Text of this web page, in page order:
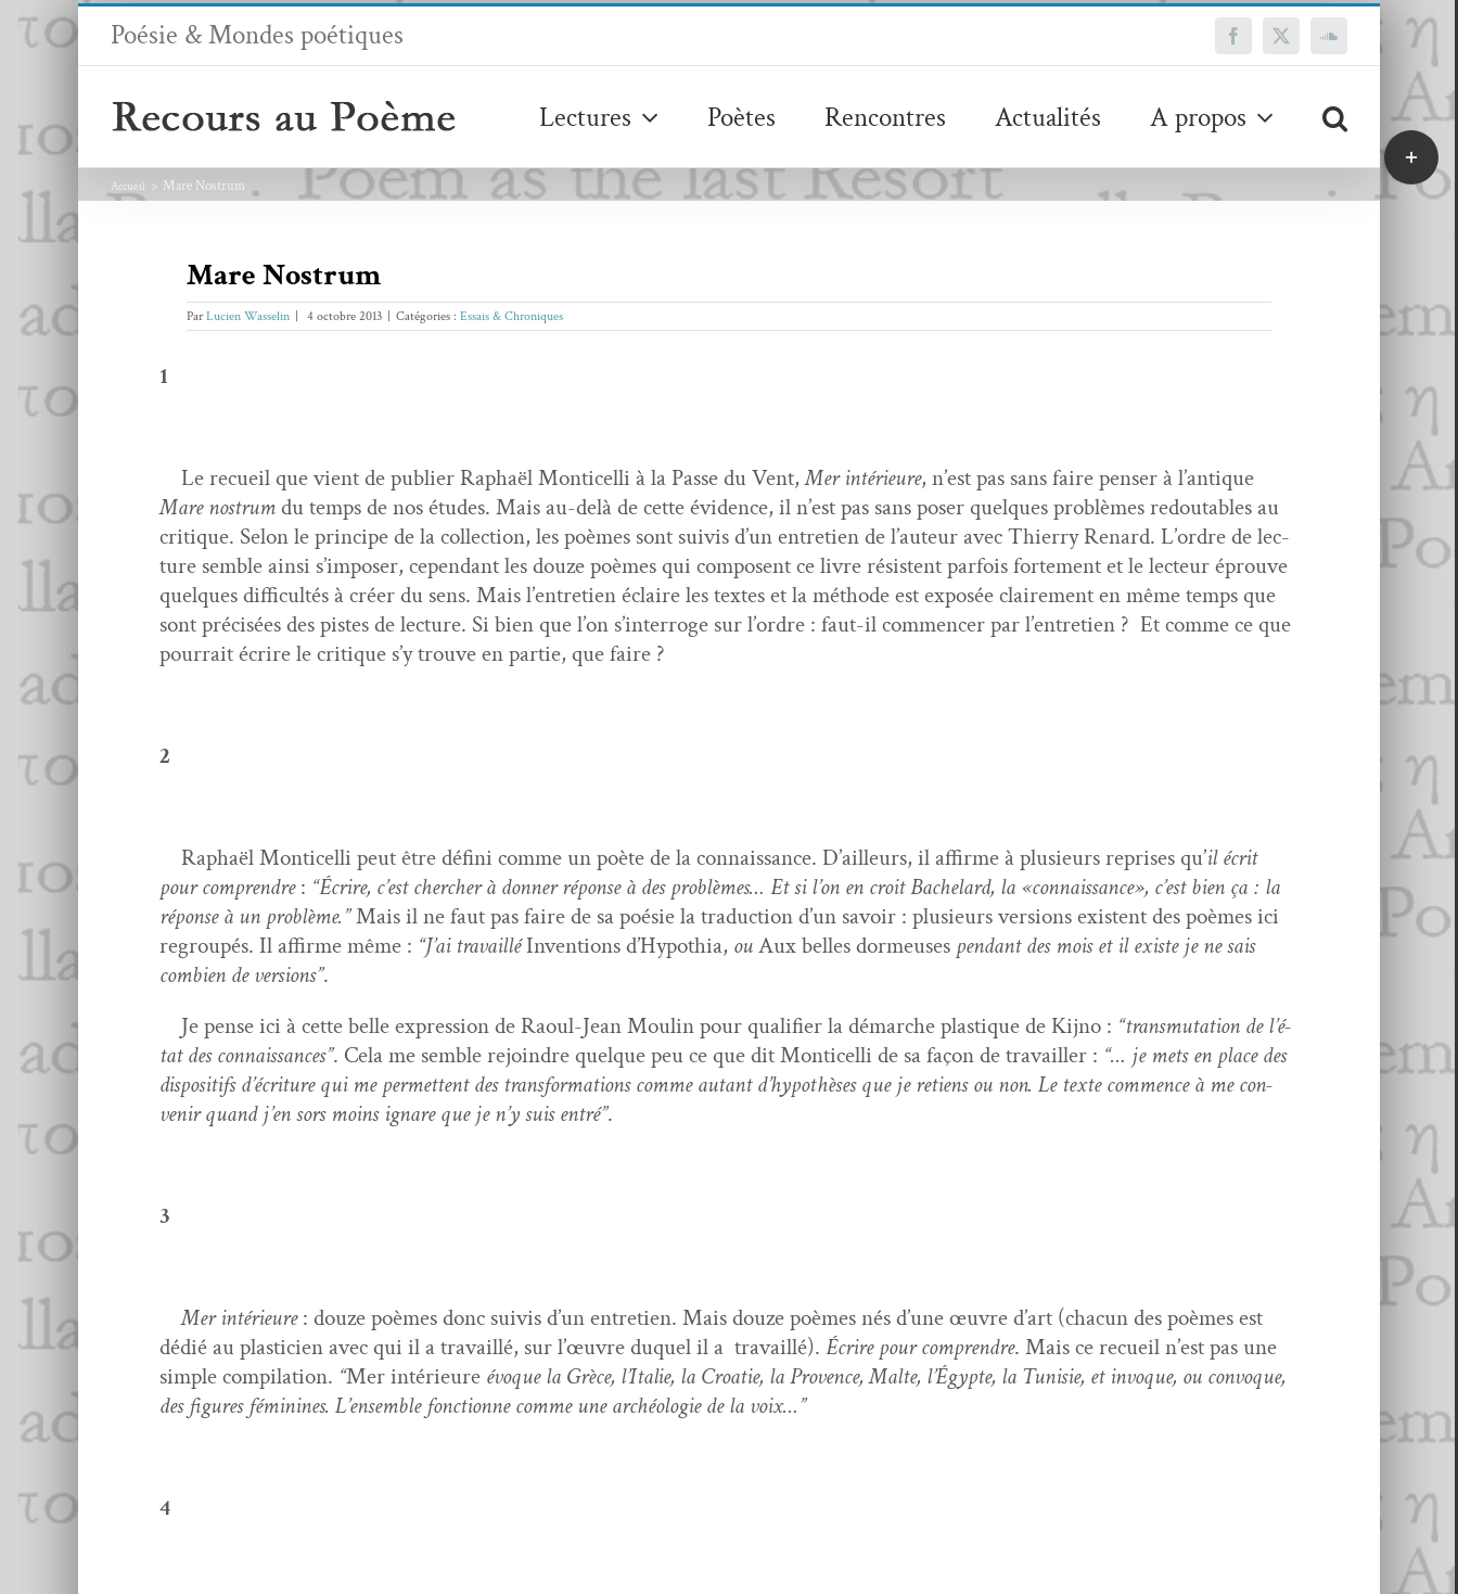
Passer
Poésie & Mondes poétiques Facebook
X SoundCloud
Lectures Poètes Rencontres Actualités A propos
Accueil Mare Nostrum
Mare Nostrum
ParLucien Wasselin 4 octobre 2013 Catégories : Essais & Chroniques
1
Le recueil que vient de pub­li­er Raphaël Mon­ti­cel­li à la Passe du Vent,Mer intérieure, n’est pas sans faire penser à l’an­tique
Mare nos­trumdu temps de nos études. Mais au-delà de cette évi­dence, il n’est pas sans pos­er quelques prob­lèmes red­outa­bles au
cri­tique. Selon le principe de la col­lec­tion, les poèmes sont suiv­is d’un entre­tien de l’au­teur avec Thier­ry Renard. L’or­dre de lec­
ture sem­ble ain­si s’im­pos­er, cepen­dant les douze poèmes qui com­posent ce livre résis­tent par­fois forte­ment et le lecteur éprou­ve
quelques dif­fi­cultés à créer du sens. Mais l’en­tre­tien éclaire les textes et la méth­ode est exposée claire­ment en même temps que
sont pré­cisées des pistes de lec­ture. Si bien que l’on s’in­ter­roge sur l’or­dre : faut-il com­mencer par l’en­tre­tien ? Et comme ce que
pour­rait écrire le cri­tique s’y trou­ve en par­tie, que faire ?
2
Raphaël Mon­ti­cel­li peut être défi­ni comme un poète de la con­nais­sance. D’ailleurs, il affirme à plusieurs repris­es qu’il écrit
pour com­pren­dre: “Écrire, c’est chercher à don­ner réponse à des prob­lèmes… Et si l’on en croit Bachelard, la «con­nais­sance», c’est bien ça : la
réponse à un prob­lème.”Mais il ne faut pas faire de sa poésie la tra­duc­tion d’un savoir : plusieurs ver­sions exis­tent des poèmes ici
regroupés. Il affirme même : “J’ai tra­vail­léInven­tions d’Hy­poth­ia, ouAux belles dormeuses pen­dant des mois et il existe je ne sais
com­bi­en de ver­sions”.
Je pense ici à cette belle expres­sion de Raoul-Jean Moulin pour qual­i­fi­er la démarche plas­tique de Kijno : “trans­mu­ta­tion de l’é­
tat des con­nais­sances”. Cela me sem­ble rejoin­dre quelque peu ce que dit Mon­ti­cel­li de sa façon de tra­vailler : “… je mets en place des
dis­posi­tifs d’écri­t­ure qui me per­me­t­tent des trans­for­ma­tions comme autant d’hy­pothès­es que je retiens ou non. Le texte com­mence à me con­
venir quand j’en sors moins ignare que je n’y suis entré”.
3
Mer intérieure: douze poèmes donc suiv­is d’un entre­tien. Mais douze poèmes nés d’une œuvre d’art (cha­cun des poèmes est
dédié au plas­ti­cien avec qui il a tra­vail­lé, sur l’œu­vre duquel il a tra­vail­lé). Écrire pour com­pren­dre. Mais ce recueil n’est pas une
sim­ple com­pi­la­tion. “Mer intérieure évoque la Grèce, l’I­tal­ie, la Croat­ie, la Provence, Malte, l’É­gypte, la Tunisie, et invoque, ou con­voque,
des fig­ures féminines. L’ensem­ble fonc­tionne comme une archéolo­gie de la voix…”
4
Bascule
de
la
barre